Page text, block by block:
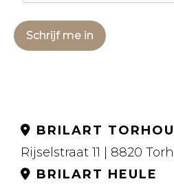
Schrijf me in
BRILART
Rijselstraat 11 | 8820
BRILART HEULE